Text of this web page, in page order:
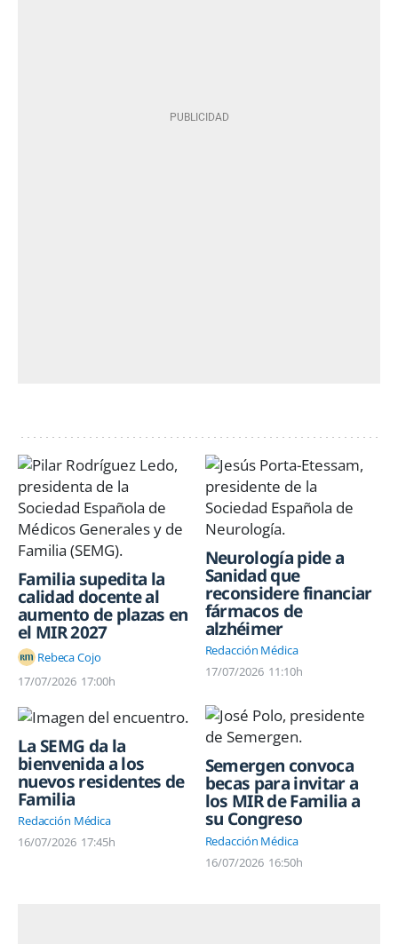
Familia supedita la
calidad docente al
aumento de plazas en
el MIR 2027
Rebeca Cojo
17/07/2026 17:00h
Neurología pide a
Sanidad que
reconsidere financiar
fármacos de
alzhéimer
Redacción Médica
17/07/2026 11:10h
La SEMG da la
bienvenida a los
nuevos residentes de
Familia
Redacción Médica
16/07/2026 17:45h
Semergen convoca
becas para invitar a
los MIR de Familia a
su Congreso
Redacción Médica
16/07/2026 16:50h